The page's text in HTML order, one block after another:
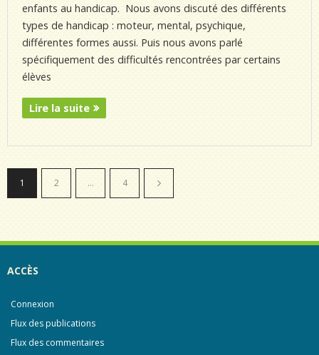
enfants au handicap. Nous avons discuté des différents
types de handicap : moteur, mental, psychique,
différentes formes aussi. Puis nous avons parlé
spécifiquement des difficultés rencontrées par certains
élèves
Lire la suite
1 2 … 4
ACCÈS
Connexion
Flux des publications
Flux des commentaires